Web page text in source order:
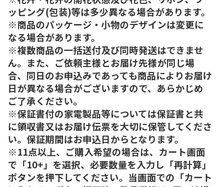
ッピング(包装)等は多少異なる場合があります。
※商品のパッケージ・小物のデザインは変更に
なる場合があります。
※複数商品の一括送付及び同時発送はできませ
ん。また、ご依頼主様とお届け先様が同じ場
合、同日のお申込みであっても商品によりお届け
日が異なる場合がございますので、あらかじめ
ご了承ください。
※保証書付の家電製品等については保証書と共
に領収書又はお届け伝票を大切に保管してくださ
い。保証期間はお申込日からとなります。
※11点以上、ご購入希望の場合は、カート画面
で「10+」を選択、必要数量を入力し「再計算」
ボタンを押下してください。当画面での「カート